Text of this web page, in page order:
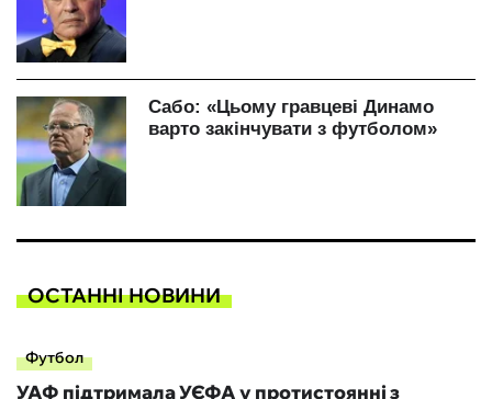
ОСТАННІ НОВИНИ
Футбол
УАФ підтримала УЄФА у протистоянні з